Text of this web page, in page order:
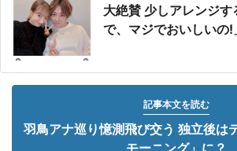
大絶賛 少しアレンジ
で、マジでおいしいの!
記事本文を読む
羽鳥アナ巡り憶測飛び交う 独立後は
モーニング」に？